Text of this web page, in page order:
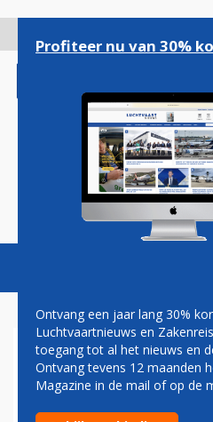
gaan
Magazine
FLEXTICKET
Tickets bij Air France-KLM
Profiteer nu van 30%
Ontvang een jaar lang 30%
Luchtvaartnieuws en
toegang tot al het nieuws en
Ontvang tevens 12 maanden
Magazine in de mail of op de